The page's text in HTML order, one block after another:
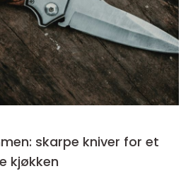
skarpe kniver for et
kjøkken